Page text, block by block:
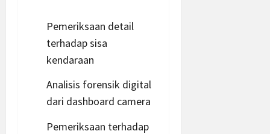
Pemeriksaan detail
terhadap sisa
kendaraan
Analisis forensik digital
dari dashboard camera
Pemeriksaan terhadap